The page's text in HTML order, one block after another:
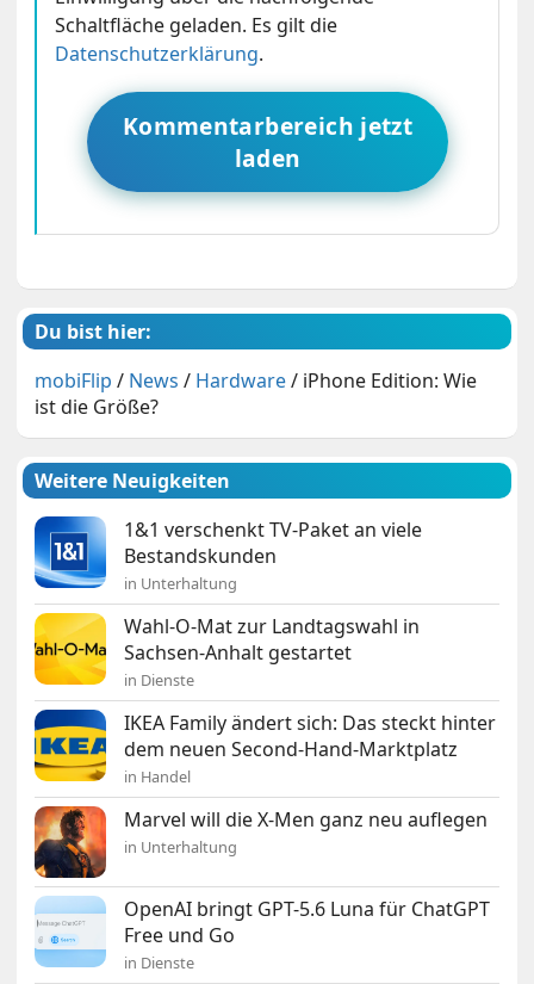
Schaltfläche geladen. Es gilt die
Datenschutzerklärung.
Kommentarbereich jetzt
laden
Du bist hier:
mobiFlip / News / Hardware/ iPhone Edition: Wie
ist die Größe?
Weitere Neuigkeiten
1&1 verschenkt TV-Paket an viele
Bestandskunden
in Unterhaltung
Wahl-O-Mat zur Landtagswahl in
Sachsen-Anhalt gestartet
in Dienste
IKEA Family ändert sich: Das steckt hinter
dem neuen Second-Hand-Marktplatz
in Handel
Marvel will die X-Men ganz neu auflegen
in Unterhaltung
OpenAI bringt GPT-5.6 Luna für ChatGPT
Free und Go
in Dienste